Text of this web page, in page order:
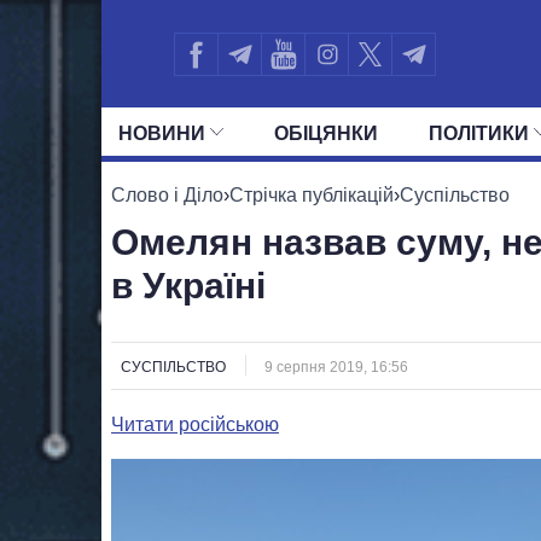
НОВИНИ ОБIЦЯНКИ ПОЛIТИКИ
УСІ ПОЛІТИКИ ПРЕЗИДЕНТ І ОФІС
Слово і Діло›Стрічка публікацій›Суспільство
Омелян назвав суму,
в Україні
СУСПІЛЬСТВО 9 серпня 2019, 16:56
Читати російською